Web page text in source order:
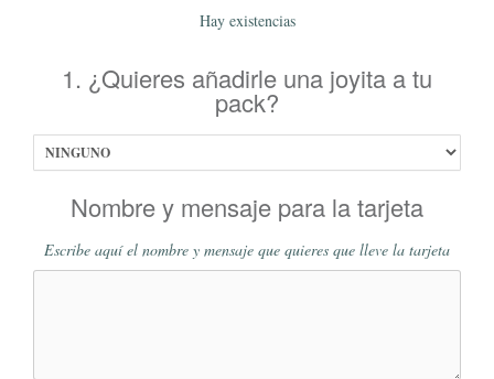
Hay existencias
1. ¿Quieres añadirle una joyita a tu
pack?
Nombre y mensaje para la tarjeta
Escribe aquí el nombre y mensaje que quieres que lleve la tarjeta